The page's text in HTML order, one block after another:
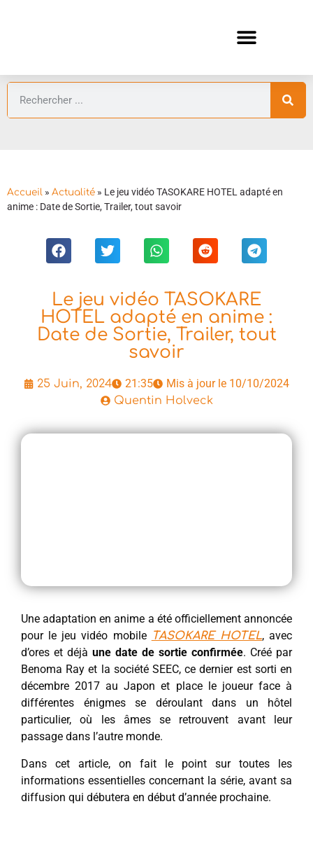
Accueil » Actualité » Le jeu vidéo TASOKARE HOTEL adapté en
anime : Date de Sortie, Trailer, tout savoir
Le jeu vidéo TASOKARE
HOTEL adapté en anime :
Date de Sortie, Trailer, tout
savoir
25 Juin, 2024 21:35 Mis à jour le 10/10/2024
Quentin Holveck
Une adaptation en anime a été officiellement annoncée
pour le jeu vidéo mobile TASOKARE HOTEL, avec
d’ores et déjà une date de sortie confirmée. Créé par
Benoma Ray et la société SEEC, ce dernier est sorti en
décembre 2017 au Japon et place le joueur face à
différentes énigmes se déroulant dans un hôtel
particulier, où les âmes se retrouvent avant leur
passage dans l’autre monde.
Dans cet article, on fait le point sur toutes les
informations essentielles concernant la série, avant sa
diffusion qui débutera en début d’année prochaine.